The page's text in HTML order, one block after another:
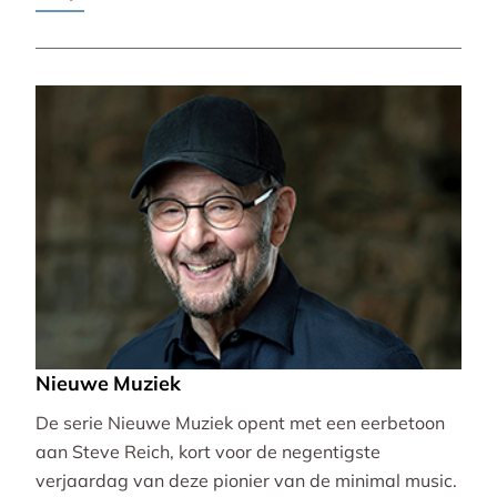
Nieuwe Muziek
De serie Nieuwe Muziek opent met een eerbetoon
aan Steve Reich, kort voor de negentigste
verjaardag van deze pionier van de minimal music.